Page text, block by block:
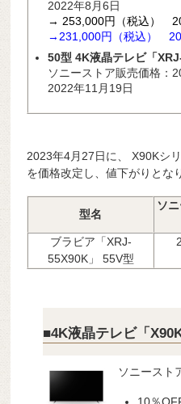
2022年8月6日
→ 253,000円（税込）
→231,000円（税込）
50型 4K液晶テレビ「
ソニーストア販売価格：
2022年11月19日
2023年4月27日に、 X90Kシ
を価格改定し、値下がりとな
型名
ソ
ブラビア「XRJ-
55X90K」 55V型
■4K液晶テレビ「
ソニースト
10％